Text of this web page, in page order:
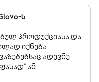
ს
პროდუქციასა და
იქნება
ადევნე
ან